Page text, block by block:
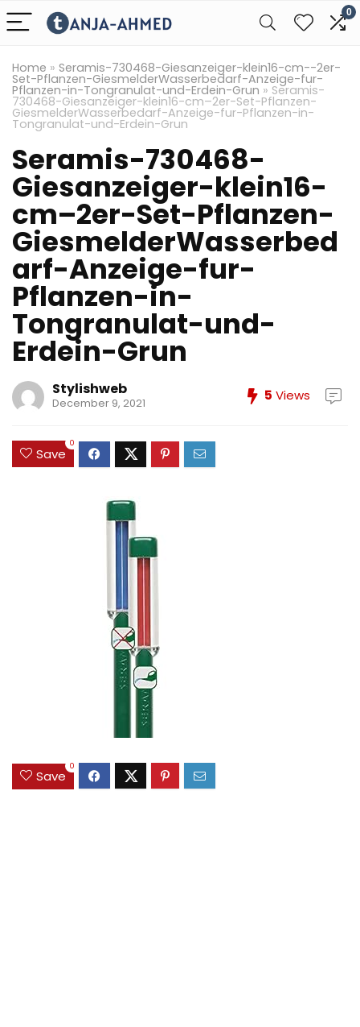
0
Home » Seramis-730468-Giesanzeiger-klein16-cm--2er-
Set-Pflanzen-GiesmelderWasserbedarf-Anzeige-fur-
Pflanzen-in-Tongranulat-und-Erdein-Grun » Seramis-
730468-Giesanzeiger-klein16-cm–2er-Set-Pflanzen-
GiesmelderWasserbedarf-Anzeige-fur-Pflanzen-in-
Tongranulat-und-Erdein-Grun
Seramis-730468-
Giesanzeiger-klein16-
cm–2er-Set-Pflanzen-
GiesmelderWasserbed
arf-Anzeige-fur-
Pflanzen-in-
Tongranulat-und-
Erdein-Grun
Stylishweb
December 9, 2021 5 Views
Save
0
Save
0